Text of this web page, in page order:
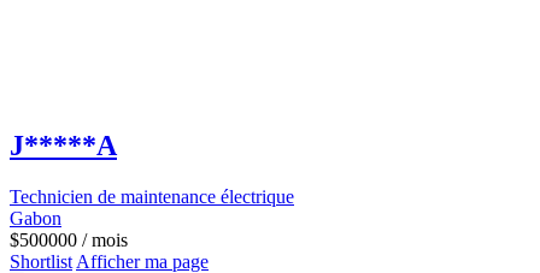
J*****A
Technicien de maintenance électrique
Gabon
$500000 / mois
Shortlist Afficher ma page